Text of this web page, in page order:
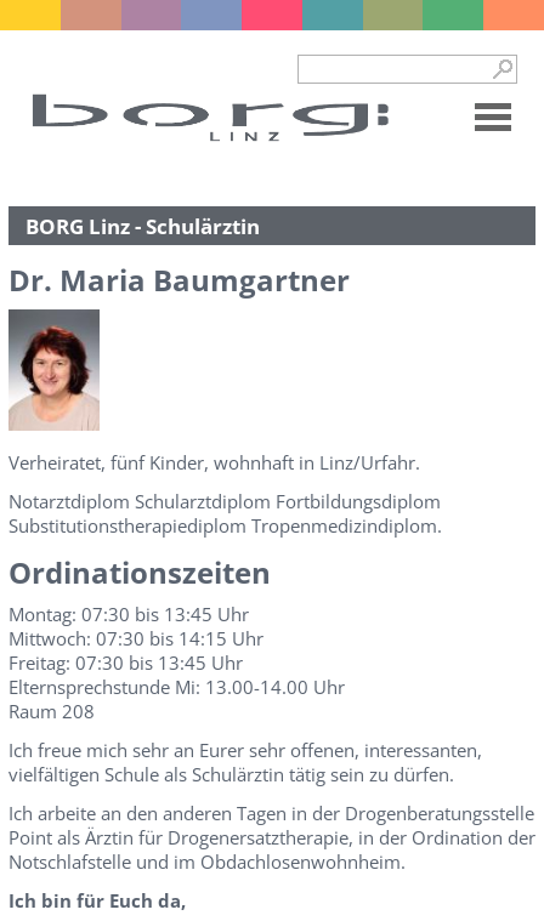
BORG Linz - Schulärztin
Dr. Maria Baumgartner
Verheiratet, fünf Kinder, wohnhaft in Linz/Urfahr.
Notarztdiplom Schularztdiplom Fortbildungsdiplom
Substitutionstherapiediplom Tropenmedizindiplom.
Ordinationszeiten
Montag: 07:30 bis 13:45 Uhr
Mittwoch: 07:30 bis 14:15 Uhr
Freitag: 07:30 bis 13:45 Uhr
Elternsprechstunde Mi: 13.00-14.00 Uhr
Raum 208
Ich freue mich sehr an Eurer sehr offenen, interessanten,
vielfältigen Schule als Schulärztin tätig sein zu dürfen.
Ich arbeite an den anderen Tagen in der Drogenberatungsstelle
Point als Ärztin für Drogenersatztherapie, in der Ordination der
Notschlafstelle und im Obdachlosenwohnheim.
Ich bin für Euch da,